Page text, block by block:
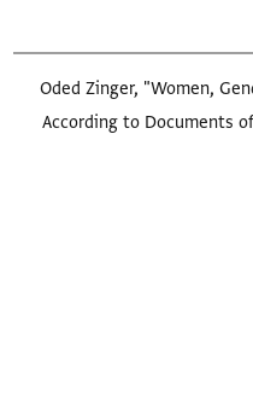
Oded Zinger, "Women,
According to Documents